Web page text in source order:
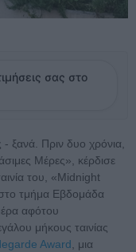
σας στο
ξανά. Πριν δυο χρόνια,
Μέρες», κέρδισε
του, «Midnight
τμήμα Εβδομάδα
αφότου
μήκους ταινίας
Award , μια